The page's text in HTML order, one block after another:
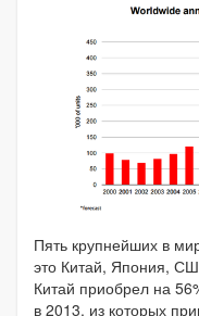
Пять крупнейших в
это Китай, Япония,
Китай приобрел на
в 2013, из которых